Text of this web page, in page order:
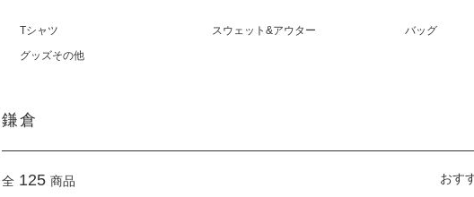
Tシャツ スウェット&アウター
バッグ
グッズその他
鎌倉
全 125 商品 おす